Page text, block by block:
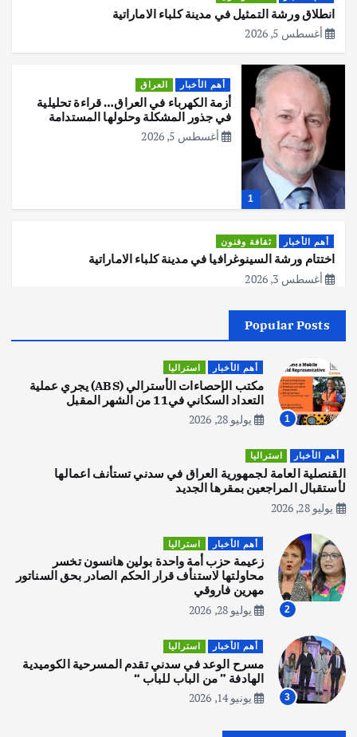
انطلاق ورشة التمثيل في مدينة كلباء الاماراتية
أغسطس 5, 2026
1
أهم الأخبار العراق
أزمة الكهرباء في العراق… قراءة تحليلية
في جذور المشكلة وحلولها المستدامة
أغسطس 5, 2026
أهم الأخبار ثقافة وفنون
اختتام ورشة السينوغرافيا في مدينة كلباء الاماراتية
أغسطس 3, 2026
2
اصبح بطلاً لأستراليا بلعبة كمال الاجسام
يوليو 30, 2026
3
يوليو 30, 2026
4
المقبل
يوليو 28, 2026
أهم الأخبار ثقافة وفنون
انطلاق ورشة التمثيل في مدينة كلباء الاماراتية
أغسطس 5, 2026
Popular Posts
1
أهم الأخبار استراليا
مكتب الإحصاءات الأسترالي (ABS) يجري عملية
التعداد السكاني في11 من الشهر المقبل
يوليو 28, 2026
أهم الأخبار استراليا
القنصلية العامة لجمهورية العراق في سدني تستأنف اعمالها
لأستقبال المراجعين بمقرها الجديد
يوليو 28, 2026
2
أهم الأخبار استراليا
زعيمة حزب أمة واحدة بولين هانسون تخسر
محاولتها لاستنأف قرار الحكم الصادر بحق السناتور
مهرين فاروقي
يوليو 28, 2026
3
أهم الأخبار استراليا
مسرح الوعد في سدني تقدم المسرحية الكوميدية
الهادفة ” من الباب للباب “
يونيو 14, 2026